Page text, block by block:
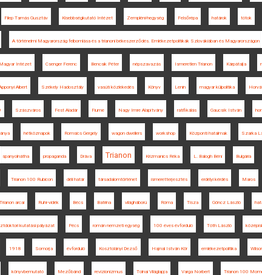
Filep Tamás Gusztáv Kisebbségkutató Intézet Zempléni-hegység Felsőrépa határok tótok
A történelmi Magyarország felbomlása és a trianoni békeszerződés. Emlékezetpolitikák Szlovákiában és Magyarországon
Intézet Csenger Ferenc Bencsik Péter népszavazás Ismeretlen Trianon Kárpátalja
Albert Székely Hadosztály vasúti közlekedés Könyv Lenin magyar külpolitika
Szászváros Fest Aladár Fiume Nagy Imre Alapítvány ratifikálás Gaucsík István
hétköznapok Romsics Gergely wagon dwellers workshop Központi hatalmak Szarka
spanyolnátha propaganda Dráva Trianon Krizmanics Réka L. Balogh Béni Bulgária
Trianon 100 Rubicon déli határ társadalomtörténet ismeretterjesztés erdélyi kérdés Maros
Trianon arcai Ruhr-vidék Bécs Batrina világháború Róma Tisza Göncz László
kutatási pályázat Pécs román nemzeti egység 100 éves évforduló Tóth László
1918 Somorja évforduló Kosztolányi Dezső Hajnal István Kör emlékezetpolitika
könyvbemutató Mezőbánd revizionizmus Tolnai Világlapja Varga Norbert Trianon 100